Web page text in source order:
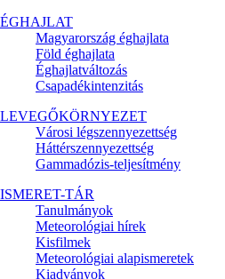
ÉGHAJLAT
Magyarország éghajlata
Föld éghajlata
Éghajlatváltozás
Csapadékintenzitás
LEVEGŐKÖRNYEZET
Városi légszennyezettség
Háttérszennyezettség
Gammadózis-teljesítmény
ISMERET-TÁR
Tanulmányok
Meteorológiai hírek
Kisfilmek
Meteorológiai alapismeretek
Kiadványok